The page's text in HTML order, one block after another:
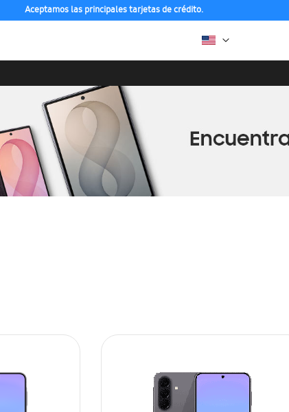
Aceptamos las principales tarjetas de crédito.